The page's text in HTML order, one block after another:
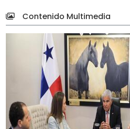
Contenido Multimedia